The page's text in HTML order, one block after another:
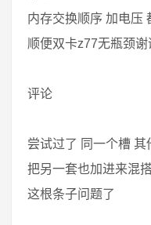
内存交换顺序 加电压
顺便双卡z77无瓶颈谢
评论
尝试过了 同一个槽
把另一套也加进来混
这根条子问题了